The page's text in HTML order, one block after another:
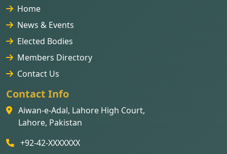
Home
News & Events
Elected Bodies
Members Directory
Contact Us
Contact Info
Aiwan-e-Adal, Lahore High Court,
Lahore, Pakistan
+92-42-XXXXXXX